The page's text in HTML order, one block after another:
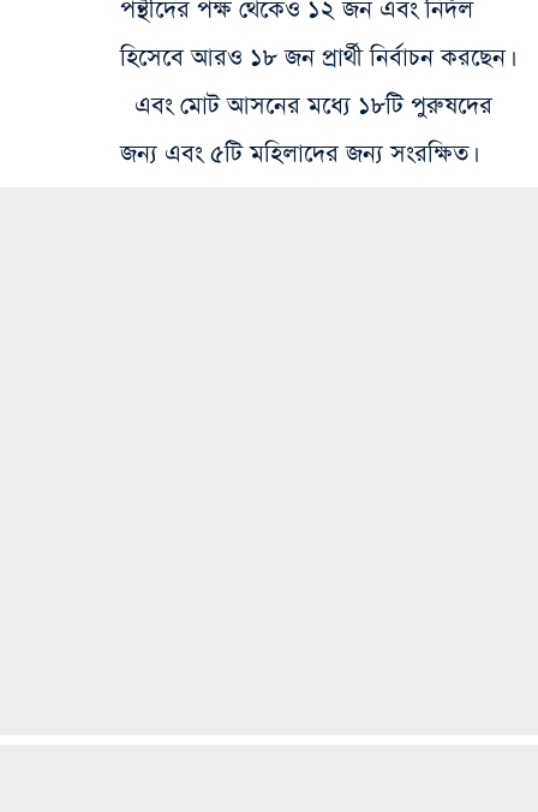
পন্থীদের পক্ষ থেকেও ১২ জন এবং নির্দল
হিসেবে আরও ১৮ জন প্রার্থী নির্বাচন করছেন।
এবং মোট আসনের মধ্যে ১৮টি পুরুষদের
জন্য এবং ৫টি মহিলাদের জন্য সংরক্ষিত।